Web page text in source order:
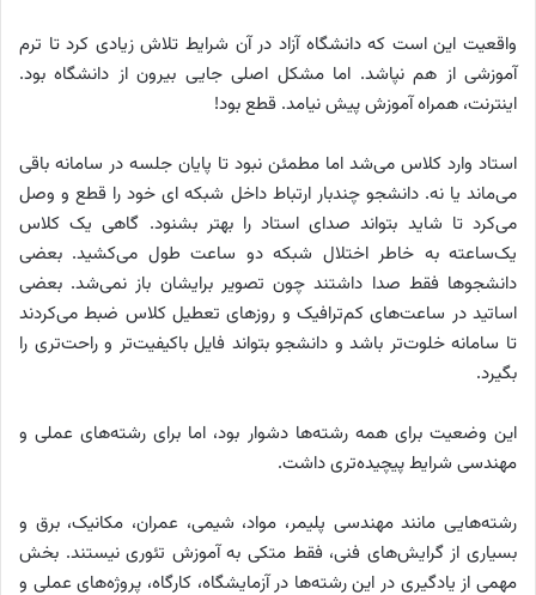
واقعیت این است که دانشگاه آزاد در آن شرایط تلاش زیادی کرد تا ترم
آموزشی از هم نپاشد. اما مشکل اصلی جایی بیرون از دانشگاه بود.
اینترنت، همراه آموزش پیش نیامد. قطع بود!
استاد وارد کلاس می‌شد اما مطمئن نبود تا پایان جلسه در سامانه باقی
می‌ماند یا نه. دانشجو چندبار ارتباط داخل شبکه ای خود را قطع و وصل
می‌کرد تا شاید بتواند صدای استاد را بهتر بشنود. گاهی یک کلاس
یک‌ساعته به خاطر اختلال شبکه دو ساعت طول می‌کشید. بعضی
دانشجوها فقط صدا داشتند چون تصویر برایشان باز نمی‌شد. بعضی
اساتید در ساعت‌های کم‌ترافیک و روزهای تعطیل کلاس ضبط می‌کردند
تا سامانه خلوت‌تر باشد و دانشجو بتواند فایل باکیفیت‌تر و راحت‌تری را
بگیرد.
این وضعیت برای همه رشته‌ها دشوار بود، اما برای رشته‌های عملی و
مهندسی شرایط پیچیده‌تری داشت.
رشته‌هایی مانند مهندسی پلیمر، مواد، شیمی، عمران، مکانیک، برق و
بسیاری از گرایش‌های فنی، فقط متکی به آموزش تئوری نیستند. بخش
مهمی از یادگیری در این رشته‌ها در آزمایشگاه، کارگاه، پروژه‌های عملی و